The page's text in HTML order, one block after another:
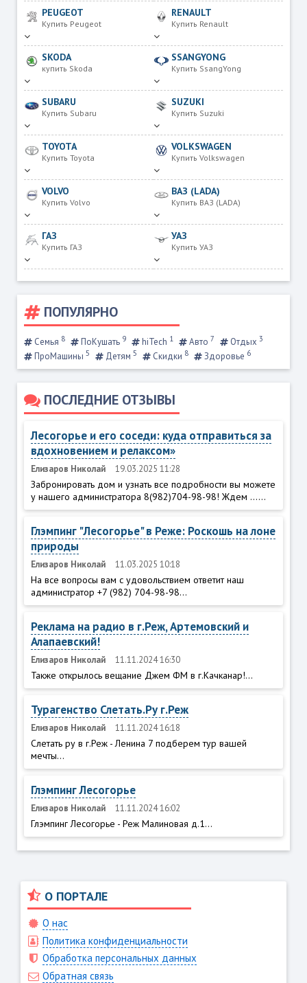
PEUGEOT
Купить Peugeot
RENAULT
Купить Renault
SKODA
купить Skoda
SSANGYONG
Купить SsangYong
SUBARU
Купить Subaru
SUZUKI
Купить Suzuki
TOYOTA
Купить Toyota
VOLKSWAGEN
Купить Volkswagen
VOLVO
Купить Volvo
ВАЗ (LADA)
Купить ВАЗ (LADA)
ГАЗ
Купить ГАЗ
УАЗ
Купить УАЗ
ПОПУЛЯРНО
Семья 8 ПоКушать 9 hiTech 1 Авто 7 Отдых 3
ПроМашины 5 Детям 5 Скидки 8 Здоровье 6
ПОСЛЕДНИЕ ОТЗЫВЫ
Лесогорье и его соседи: куда отправиться за
вдохновением и релаксом»
Елизаров Николай 19.03.2025 11:28
Забронировать дом и узнать все подробности вы можете
у нашего администратора 8(982)704-98-98! Ждем ......
Глэмпинг "Лесогорье" в Реже: Роскошь на лоне
природы
Елизаров Николай 11.03.2025 10:18
На все вопросы вам с удовольствием ответит наш
администратор +7 (982) 704-98-98...
Реклама на радио в г.Реж, Артемовский и
Алапаевский!
Елизаров Николай 11.11.2024 16:30
Также открылось вещание Джем ФМ в г.Качканар!...
Турагенство Слетать.Ру г.Реж
Елизаров Николай 11.11.2024 16:18
Слетать ру в г.Реж - Ленина 7 подберем тур вашей
мечты...
Глэмпинг Лесогорье
Елизаров Николай 11.11.2024 16:02
Глэмпинг Лесогорье - Реж Малиновая д.1...
О ПОРТАЛЕ
О нас
Политика конфиденциальности
Обработка персональных данных
Обратная связь